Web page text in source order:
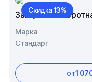
Скидка 13%
Заглушка
Марка
Стандарт
от1